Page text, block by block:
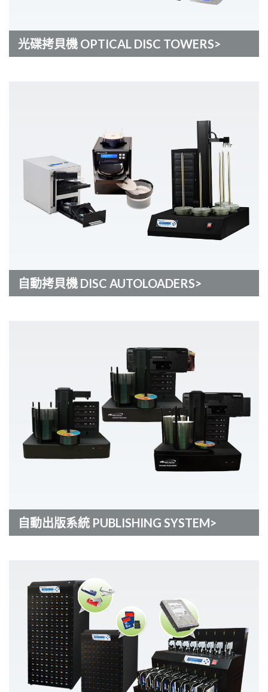
光碟拷貝機 OPTICAL DISC TOWERS>
自動拷貝機 DISC AUTOLOADERS>
自動出版系統 PUBLISHING SYSTEM>